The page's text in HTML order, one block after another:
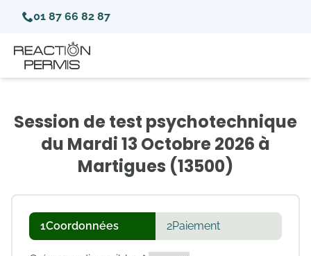
01 87 66 82 87
Session de test psychotechnique
du Mardi 13 Octobre 2026 à
Martigues (13500)
1Coordonnées 2Paiement